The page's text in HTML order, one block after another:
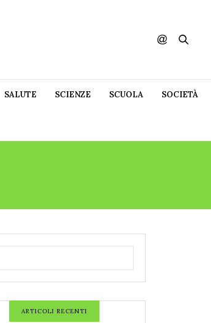
SALUTE SCIENZE SCUOLA SOCIETÀ
ARTICOLI RECENTI